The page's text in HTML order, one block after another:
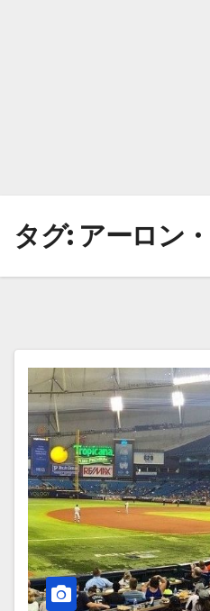
タグ: アーロン